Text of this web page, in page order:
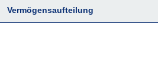
Vermögensaufteilung